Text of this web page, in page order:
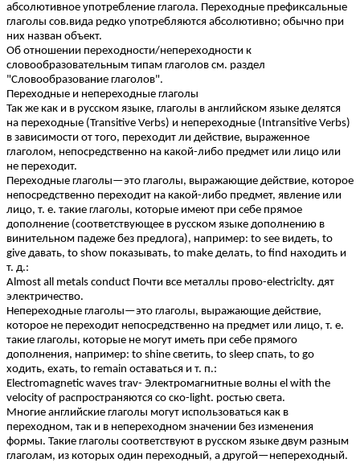
абсолютивное употребление глагола. Переходные префиксальные
глаголы сов.вида редко употребляются абсолютивно; обычно при
них назван объект.
Об отношении переходности/непереходности к
словообразовательным типам глаголов см. раздел
"Словообразование глаголов".
Переходные и непереходные глаголы
Так же как и в русском языке, глаголы в английском языке делятся
на переходные (Transitive Verbs) и непереходные (Intransitive Verbs)
в зависимости от того, переходит ли действие, выраженное
глаголом, непосредственно на какой-либо предмет или лицо или
не переходит.
Переходные глаголы—это глаголы, выражающие действие, которое
непосредственно переходит на какой-либо предмет, явление или
лицо, т. е. такие глаголы, которые имеют при себе прямое
дополнение (соответствующее в русском языке дополнению в
винительном падеже без предлога), например: to see видеть, to
give давать, to show показывать, to make делать, to find находить и
т. д.:
Almost all metals conduct Почти все металлы прово-electriclty. дят
электричество.
Непереходные глаголы—это глаголы, выражающие действие,
которое не переходит непосредственно на предмет или лицо, т. е.
такие глаголы, которые не могут иметь при себе прямого
дополнения, например: to shine светить, to sleep спать, to go
ходить, ехать, to remain оставаться и т. п.:
Electromagnetic waves trav- Электромагнитные волны el with the
velocity of распространяются со ско-light. ростью света.
Многие английские глаголы могут использоваться как в
переходном, так и в непереходном значении без изменения
формы. Такие глаголы соответствуют в русском языке двум разным
глаголам, из которых один переходный, а другой—непереходный.